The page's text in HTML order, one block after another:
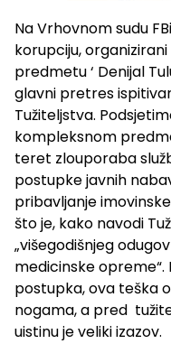
Na Vrhovnom sudu
korupciju,
predmetu ‘ Denijal
glavni pretres
Tužiteljstva.
kompleksnom
teret zlouporaba
postupke javnih
pribavljanje
što je, kako navodi
„višegodišnjeg
medicinske
postupka, ova teška
nogama, a pred
uistinu je veliki izazov.